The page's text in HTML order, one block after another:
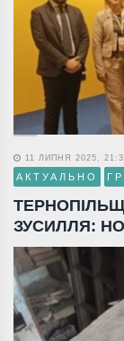
11 ЛИПНЯ 2025,
АКТУАЛЬНО
ЗУСИЛЛЯ: